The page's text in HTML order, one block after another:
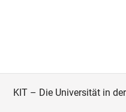
KIT – Die Universität in